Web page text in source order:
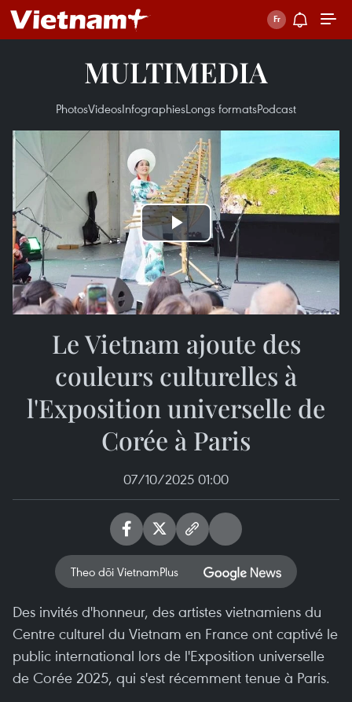
MULTIMEDIA
PhotosVideosInfographiesLongs formatsPodcast
Play
Video
Le Vietnam ajoute des
couleurs culturelles à
l'Exposition universelle de
Corée à Paris
07/10/2025 01:00
Theo dõi VietnamPlus
Des invités d'honneur, des artistes vietnamiens du
Centre culturel du Vietnam en France ont captivé le
public international lors de l'Exposition universelle
de Corée 2025, qui s'est récemment tenue à Paris.